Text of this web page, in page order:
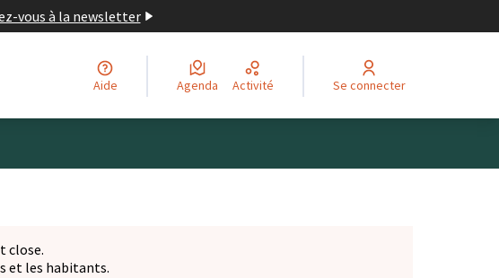
vous à la newsletter
Aide Agenda Activité Se connecter
close.
et les habitants.